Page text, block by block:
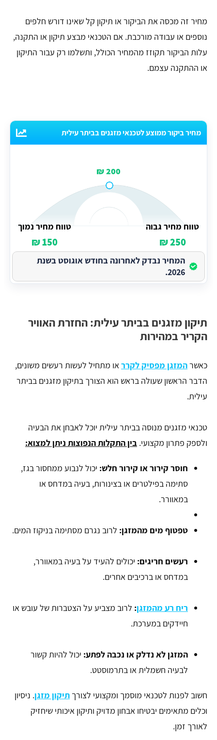
מחיר זה מכסה את הביקור או תיקון קל שאינו דורש חלפים
נוספים או עבודה מורכבת. אם הטכנאי מבצע תיקון או התקנה,
עלות הביקור תקוזז מהמחיר הכולל, ותשלמו רק עבור התיקון
או ההתקנה עצמם.
מחיר ביקור ממוצע לטכנאי מזגנים בביתר עילית
200 ₪
טווח מחיר גבוה
250 ₪
טווח מחיר נמוך
150 ₪
המחיר נבדק לאחרונה בחודש אוגוסט בשנת
2026.
תיקון מזגנים בביתר עילית: החזרת האוויר
הקריר במהירות
כאשרהמזגן מפסיק לקרר או מתחיל לעשות רעשים משונים,
הדבר הראשון שעולה בראש הוא הצורך בתיקון מזגנים בביתר
עילית.
טכנאי מזגנים מנוסה בביתר עילית יוכל לאבחן את הבעיה
ולספק פתרון מקצועי. בין התקלות הנפוצות ניתן למצוא:
חוסר קירור או קירור חלש: יכול לנבוע ממחסור בגז,
סתימה בפילטרים או בצינורות, בעיה במדחס או
במאוורר.
טפטוף מים מהמזגן: לרוב נגרם מסתימה בניקוז המים.
רעשים חריגים: יכולים להעיד על בעיה במאוורר,
במדחס או ברכיבים אחרים.
ריח רע מהמזגן: לרוב מצביע על הצטברות של עובש או
חיידקים במערכת.
המזגן לא נדלק או נכבה לפתע: יכול להיות קשור
לבעיה חשמלית או בתרמוסטט.
חשוב לפנות לטכנאי מוסמך ומקצועי לצורך תיקון מזגן. ניסיון
וכלים מתאימים יבטיחו אבחון מדויק ותיקון איכותי שיחזיק
לאורך זמן.